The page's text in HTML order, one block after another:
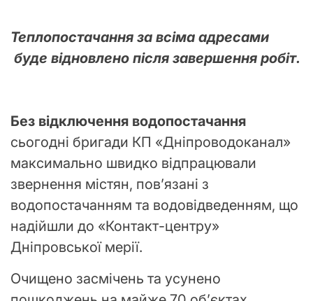
Теплопостачання за всіма адресами
буде відновлено після завершення робіт.
Без відключення водопостачання
сьогодні бригади КП «Дніпроводоканал»
максимально швидко відпрацювали
звернення містян, пов’язані з
водопостачанням та водовідведенням, що
надійшли до «Контакт-центру»
Дніпровської мерії.
Очищено засмічень та усунено